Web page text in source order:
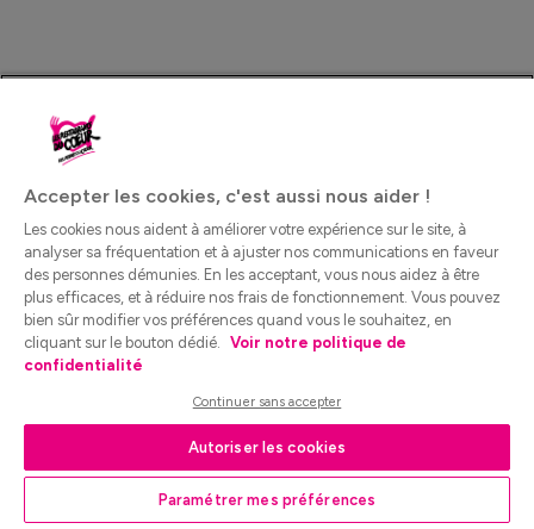
Accepter les cookies, c'est aussi nous aider !
Les cookies nous aident à améliorer votre expérience sur le site, à
analyser sa fréquentation et à ajuster nos communications en faveur
des personnes démunies. En les acceptant, vous nous aidez à être
plus efficaces, et à réduire nos frais de fonctionnement. Vous pouvez
bien sûr modifier vos préférences quand vous le souhaitez, en
cliquant sur le bouton dédié. Voir notre politique de
confidentialité
Continuer sans accepter
Autoriser les cookies
Paramétrer mes préférences